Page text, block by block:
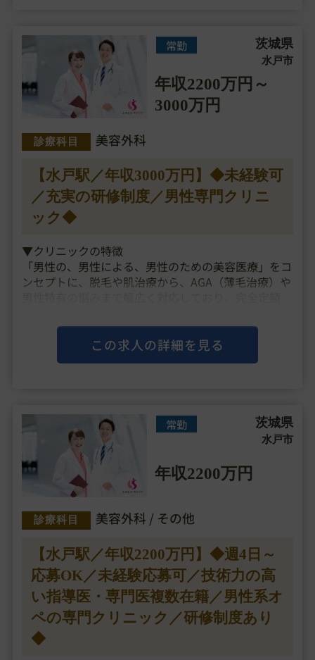
常勤 茨城県
水戸市
年収2200万円～
3000万円
診療科目 美容外科
【水戸駅／年収3000万円】◆未経験可
／充実の研修制度／男性専門クリニ
ック◆
▼クリニックの特徴
「男性の、男性による、男性のための美容医療」をコ
ンセプトに、脱毛や肌治療から、AGA（薄毛治療）や
ニックです。
追加費用は一切なしで診察、薬剤、施術、アフターケ
アまでサポートしております。
この求人の詳細を見る
常勤 茨城県
水戸市
年収2200万円
診療科目 美容外科 / その他
【水戸駅／年収2200万円】◆週4日～
応募OK／未経験応募可／技術力の高
い指導医・専門医複数在籍／男性系オ
ペの専門クリニック／研修制度あり
◆